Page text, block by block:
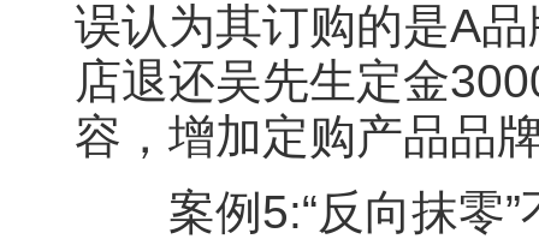
误认为其订购的是A
店退还吴先生定金
容，增加定购产品品
案例5:“反向抹零”